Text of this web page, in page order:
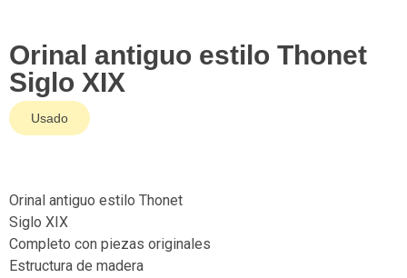
Orinal antiguo estilo Thonet
Siglo XIX
Usado
Orinal antiguo estilo Thonet
Siglo XIX
Completo con piezas originales
Estructura de madera